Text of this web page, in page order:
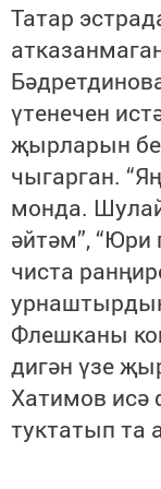
Татар
үтенечен
җырларын
чыгарган.
монда.
әйтәм”,
чиста
Флешканы
дигән үзе
Хатимов
туктатып та